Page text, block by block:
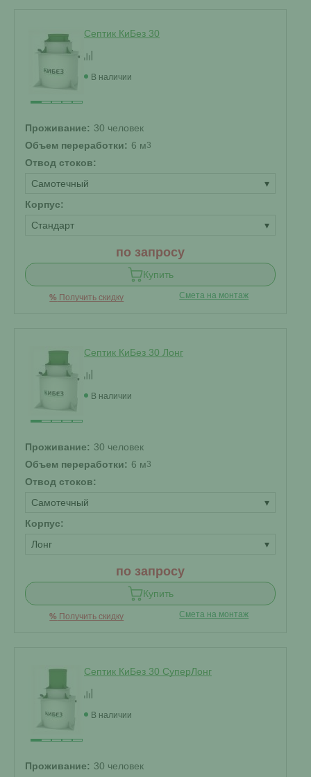
Септик КиБез 30
В наличии
Проживание: 30 человек
Объем переработки: 6 м3
Отвод стоков:
Самотечный
▾
Корпус:
Стандарт
▾
по запросу
Купить
% Получить скидку Смета на монтаж
Септик КиБез 30 Лонг
В наличии
Проживание: 30 человек
Объем переработки: 6 м3
Отвод стоков:
Самотечный
▾
Корпус:
Лонг
▾
по запросу
Купить
% Получить скидку Смета на монтаж
Септик КиБез 30 СуперЛонг
В наличии
Проживание: 30 человек